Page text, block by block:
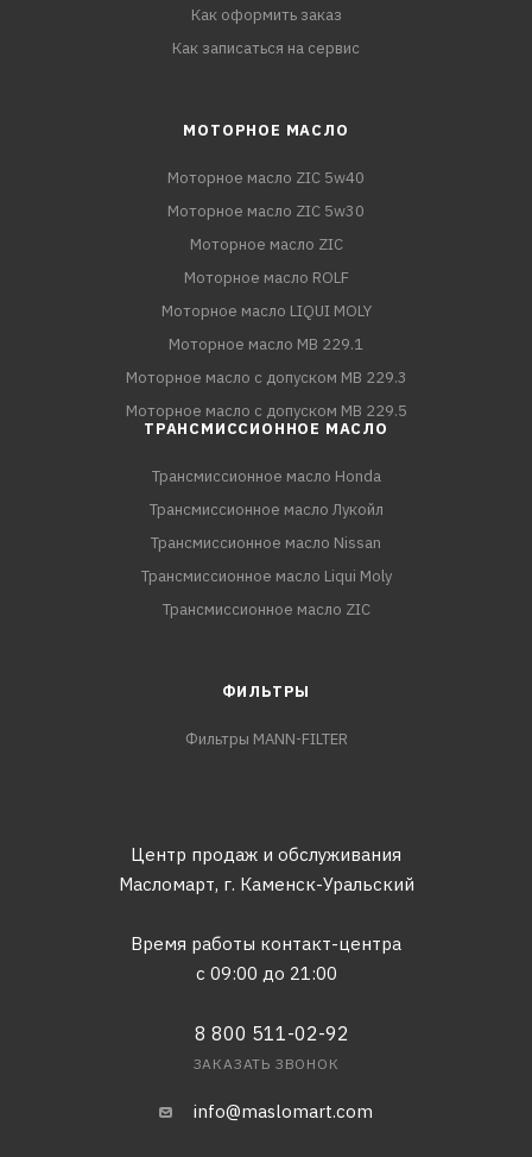
Как оформить заказ
Как записаться на сервис
МОТОРНОЕ МАСЛО
Моторное масло ZIC 5w40
Моторное масло ZIC 5w30
Моторное масло ZIC
Моторное масло ROLF
Моторное масло LIQUI MOLY
Моторное масло MB 229.1
Моторное масло с допуском MB 229.3
Моторное масло с допуском MB 229.5
ТРАНСМИССИОННОЕ МАСЛО
Трансмиссионное масло Honda
Трансмиссионное масло Лукойл
Трансмиссионное масло Nissan
Трансмиссионное масло Liqui Moly
Трансмиссионное масло ZIC
ФИЛЬТРЫ
Фильтры MANN-FILTER
Центр продаж и обслуживания
Масломарт, г. Каменск-Уральский
Время работы контакт-центра
с 09:00 до 21:00
8 800 511-02-92
ЗАКАЗАТЬ ЗВОНОК
info@maslomart.com